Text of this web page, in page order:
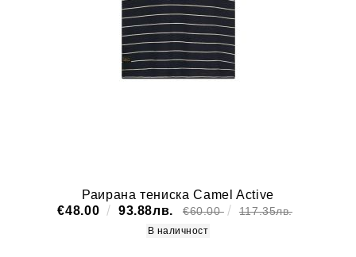
Раирана тениска Camel Active
€48.00
93.88лв. €60.00 117.35лв.
В наличност